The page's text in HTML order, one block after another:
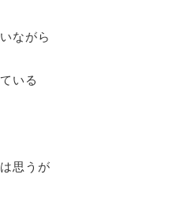
ながら
いる
思うが